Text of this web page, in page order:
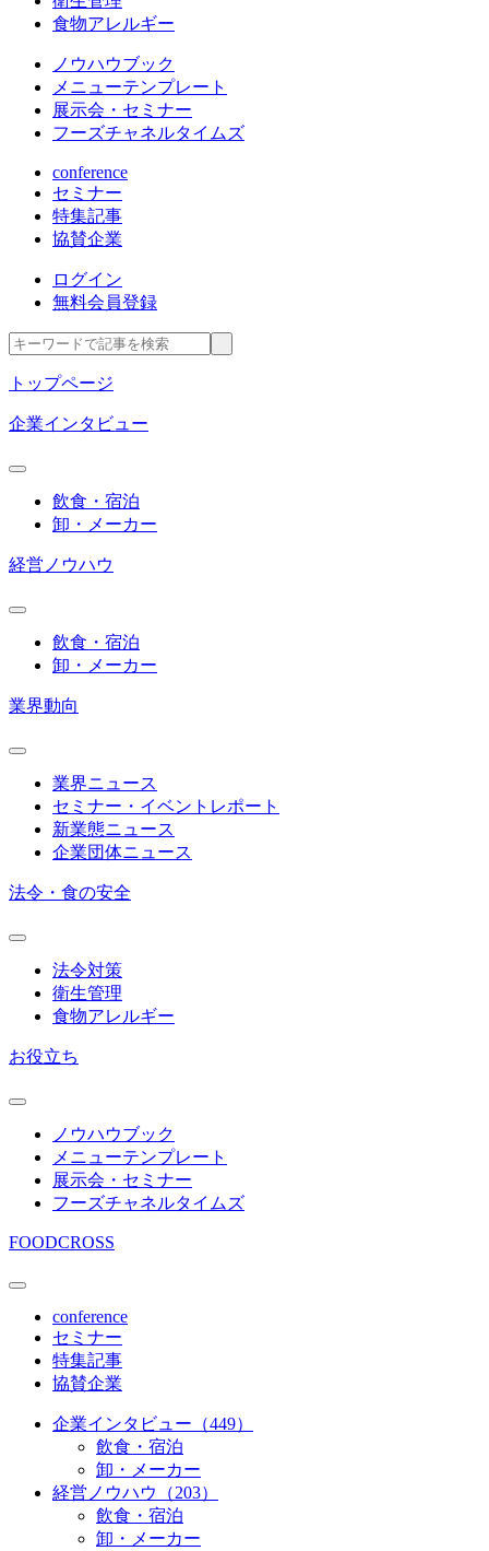
食物アレルギー
ノウハウブック
メニューテンプレート
展示会・セミナー
フーズチャネルタイムズ
conference
セミナー
特集記事
協賛企業
ログイン
無料会員登録
トップページ
企業インタビュー
飲食・宿泊
卸・メーカー
経営ノウハウ
飲食・宿泊
卸・メーカー
業界動向
業界ニュース
セミナー・イベントレポート
新業態ニュース
企業団体ニュース
法令・食の安全
法令対策
衛生管理
食物アレルギー
お役立ち
ノウハウブック
メニューテンプレート
展示会・セミナー
フーズチャネルタイムズ
FOODCROSS
conference
セミナー
特集記事
協賛企業
企業インタビュー（449）
飲食・宿泊
卸・メーカー
経営ノウハウ（203）
飲食・宿泊
卸・メーカー